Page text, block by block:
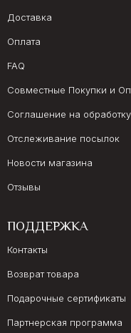
Доставка
Оплата
FAQ
Совместные Покупки и
Соглашение на
Отслеживание посылок
Новости магазина
Отзывы
ПОДДЕРЖКА
Контакты
Возврат товара
Подарочные сертификаты
Партнерская программа